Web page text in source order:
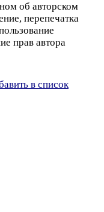
об авторском
перепечатка
прав автора
в список